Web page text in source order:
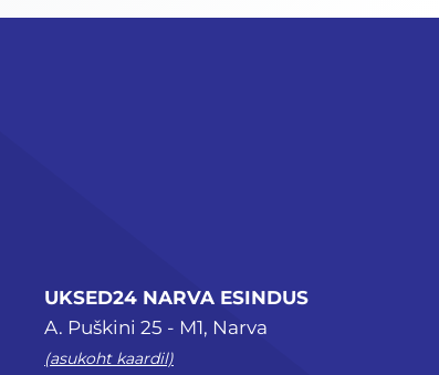
UKSED24 NARVA ESINDUS
A. Puškini 25 - M1, Narva
(asukoht kaardil)